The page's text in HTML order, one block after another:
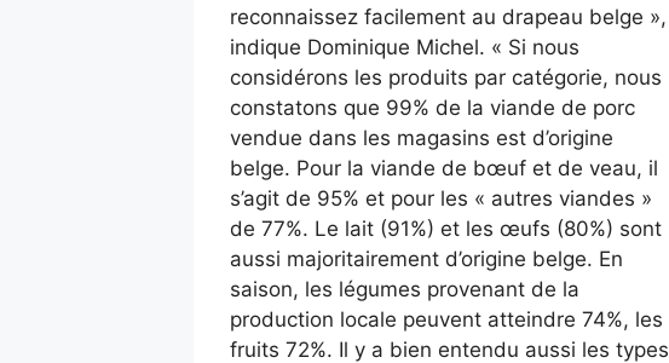
reconnaissez facilement au drapeau belge »,
indique Dominique Michel. « Si nous
considérons les produits par catégorie, nous
constatons que 99% de la viande de porc
vendue dans les magasins est d’origine
belge. Pour la viande de bœuf et de veau, il
s’agit de 95% et pour les « autres viandes »
de 77%. Le lait (91%) et les œufs (80%) sont
aussi majoritairement d’origine belge. En
saison, les légumes provenant de la
production locale peuvent atteindre 74%, les
fruits 72%. Il y a bien entendu aussi les types